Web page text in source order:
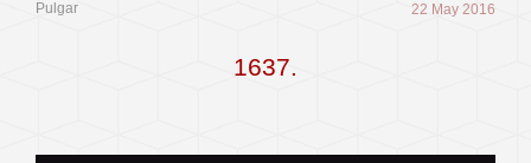
Pulgar 22 May 2016
1637.